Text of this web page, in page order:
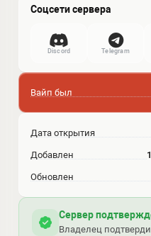
Соцсети сервера
Discord Telegram
Вайп был
Дата открытия
Добавлен
Обновлен
Сервер
Владелец